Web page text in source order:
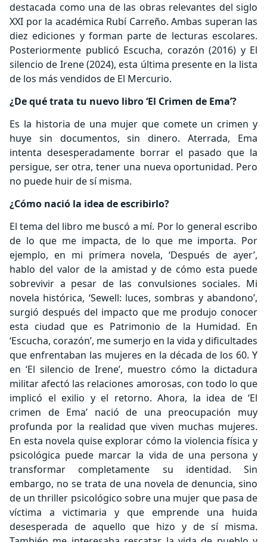
destacada como una de las obras relevantes del siglo
XXI por la académica Rubí Carreño. Ambas superan las
diez ediciones y forman parte de lecturas escolares.
Posteriormente publicó Escucha, corazón (2016) y El
silencio de Irene (2024), esta última presente en la lista
de los más vendidos de El Mercurio.
¿De qué trata tu nuevo libro ‘El Crimen de Ema’?
Es la historia de una mujer que comete un crimen y
huye sin documentos, sin dinero. Aterrada, Ema
intenta desesperadamente borrar el pasado que la
persigue, ser otra, tener una nueva oportunidad. Pero
no puede huir de sí misma.
¿Cómo nació la idea de escribirlo?
El tema del libro me buscó a mí. Por lo general escribo
de lo que me impacta, de lo que me importa. Por
ejemplo, en mi primera novela, ‘Después de ayer’,
hablo del valor de la amistad y de cómo esta puede
sobrevivir a pesar de las convulsiones sociales. Mi
novela histórica, ‘Sewell: luces, sombras y abandono’,
surgió después del impacto que me produjo conocer
esta ciudad que es Patrimonio de la Humidad. En
‘Escucha, corazón’, me sumerjo en la vida y dificultades
que enfrentaban las mujeres en la década de los 60. Y
en ‘El silencio de Irene’, muestro cómo la dictadura
militar afectó las relaciones amorosas, con todo lo que
implicó el exilio y el retorno. Ahora, la idea de ‘El
crimen de Ema’ nació de una preocupación muy
profunda por la realidad que viven muchas mujeres.
En esta novela quise explorar cómo la violencia física y
psicológica puede marcar la vida de una persona y
transformar completamente su identidad. Sin
embargo, no se trata de una novela de denuncia, sino
de un thriller psicológico sobre una mujer que pasa de
víctima a victimaria y que emprende una huida
desesperada de aquello que hizo y de sí misma.